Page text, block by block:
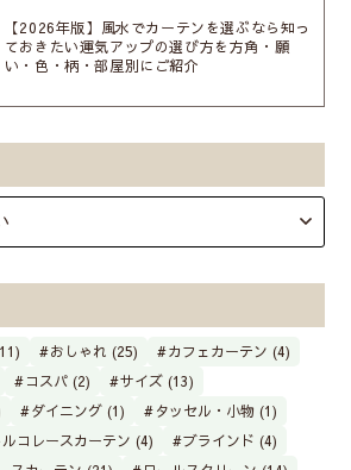
【2026年版】風水でカーテンを選ぶなら知っ
ておきたい運気アップの選び方を方角・願
い・色・柄・部屋別にご紹介
おしゃれ (25)
カフェカーテン (4)
コスパ (2)
サイズ (13)
ダイニング (1)
タッセル・小物 (1)
ルコレースカーテン (4)
ブラインド (4)